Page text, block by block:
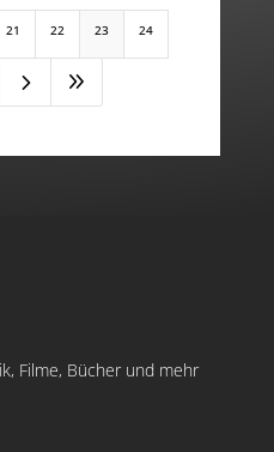
21 22 23 24
5 9
Filme, Bücher und mehr